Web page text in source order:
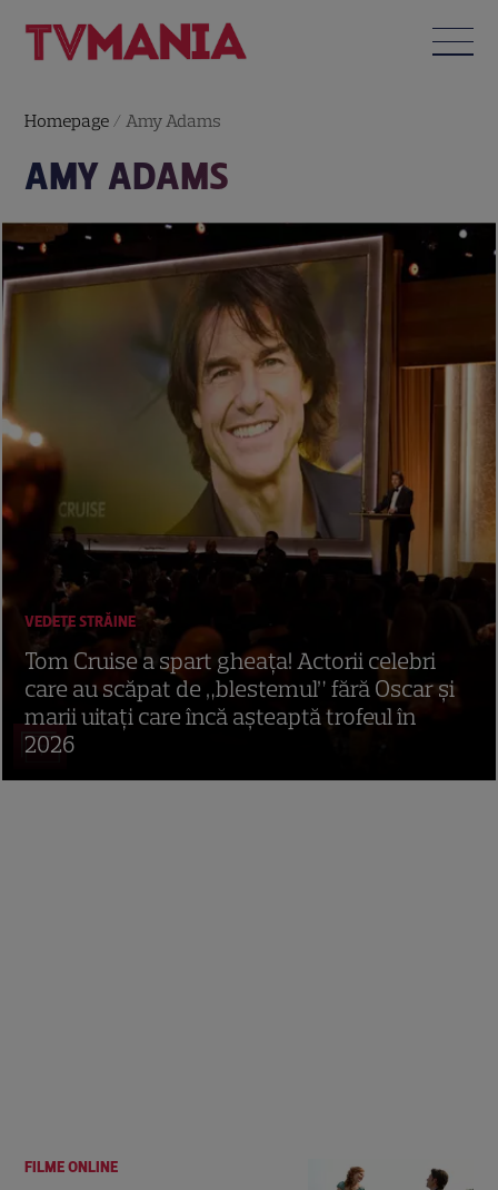
Homepage / Amy Adams
AMY ADAMS
FILME ONLINE
7
VEDETE STRĂINE
Tom Cruise a spart gheața! Actorii celebri
care au scăpat de „blestemul” fără Oscar și
marii uitați care încă așteaptă trofeul în
2026